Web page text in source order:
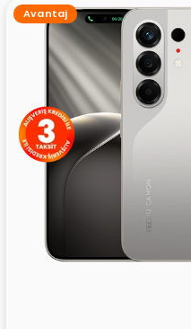
Avantaj